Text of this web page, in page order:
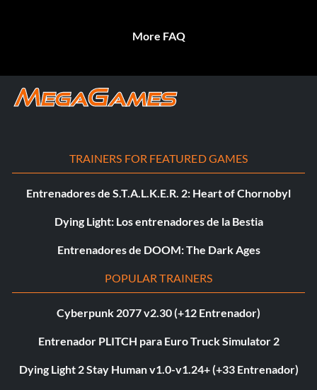
More FAQ
TRAINERS FOR FEATURED GAMES
Entrenadores de S.T.A.L.K.E.R. 2: Heart of Chornobyl
Dying Light: Los entrenadores de la Bestia
Entrenadores de DOOM: The Dark Ages
POPULAR TRAINERS
Cyberpunk 2077 v2.30 (+12 Entrenador)
Entrenador PLITCH para Euro Truck Simulator 2
Dying Light 2 Stay Human v1.0-v1.24+ (+33 Entrenador)